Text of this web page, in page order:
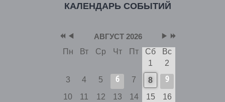
КАЛЕНДАРЬ СОБЫТИЙ
АВГУСТ 2026
Пн
Вт Ср Чт Пт Сб
Вс
1
2
3
4 5 6 7 8 9
10 11 12 13 14 15
16